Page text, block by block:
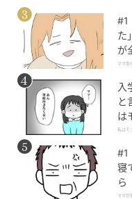
#1
た
が
ママ友
入
と
は
私はモ
#1
寝
ら
ママが